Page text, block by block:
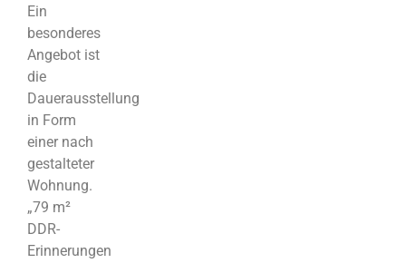
Ein
besonderes
Angebot ist
die
Dauerausstellung
in Form
einer nach
gestalteter
Wohnung.
„79 m²
DDR-
Erinnerungen